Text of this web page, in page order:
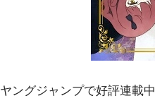
ヤングジャンプで好評連載